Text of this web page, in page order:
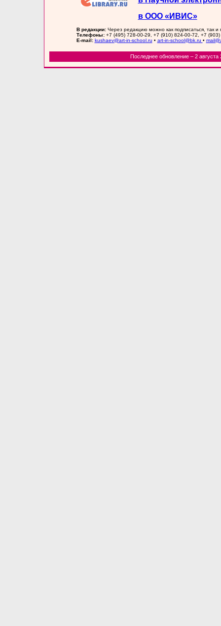
в ООО «ИВИС»
В редакции:Через редакцию можно как подписаться, так
Телефоны:+7 (495) 728-00-29, +7 (910) 824-00-72, +7
E-mail: kushaev@art-in-school.ru • art-in-school@bk.ru •
Последнее обновление – 2 августа